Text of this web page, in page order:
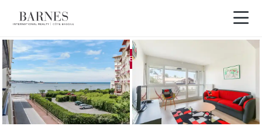
EXCLUSIVIDAD VENDIDO POR BARNES